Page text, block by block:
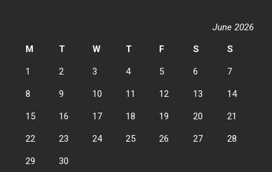
June 2026
M
T W T F S S
1 2 3 4 5 6 7
8 9 10 11 12 13 14
15 16 17 18 19 20 21
22 23 24 25 26 27 28
29 30